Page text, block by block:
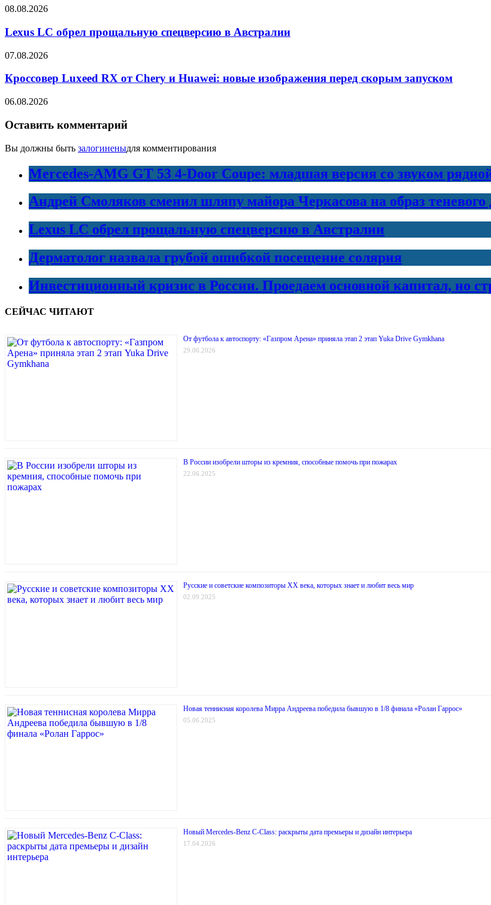
08.08.2026
Lexus LC обрел прощальную спецверсию в Австралии
07.08.2026
Кроссовер Luxeed RX от Chery и Huawei: новые изображения перед скорым запуском
06.08.2026
Оставить комментарий
Вы должны быть залогиненыдля комментирования
Mercedes-AMG GT 53 4-Door Coupe: младшая версия со звуком
Андрей Смоляков сменил шляпу майора Черкасова на образ теневого
Lexus LC обрел прощальную спецверсию в Австралии
Дерматолог назвала грубой ошибкой посещение солярия
Инвестиционный кризис в России. Проедаем основной капитал, но
СЕЙЧАС ЧИТАЮТ
От футбола к автоспорту: «Газпром Арена» приняла этап 2 этап Yuka Drive Gymkhana
29.06.2026
В России изобрели шторы из кремния, способные помочь при пожарах
22.06.2025
Русские и советские композиторы XX века, которых знает и любит весь мир
02.09.2025
Новая теннисная королева Мирра Андреева победила бывшую в 1/8 финала «Ролан Гаррос»
05.06.2025
Новый Mercedes-Benz C-Class: раскрыты дата премьеры и дизайн интерьера
17.04.2026